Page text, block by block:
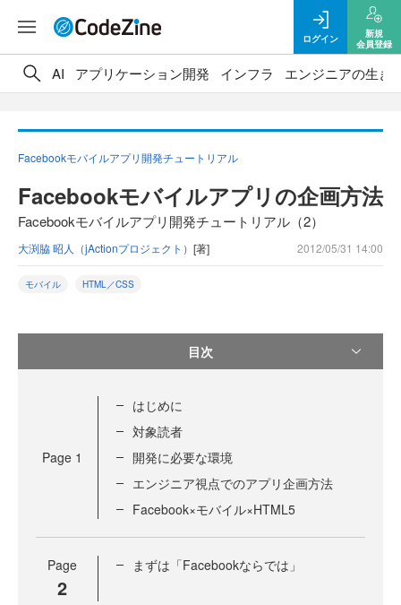
ログイン
新規
会員登録
AI アプリケーション開発 インフラ エンジニアの生き
Facebookモバイルアプリ開発チュートリアル
Facebookモバイルアプリの企画方法
Facebookモバイルアプリ開発チュートリアル（2）
大渕脇 昭人（jActionプロジェクト） [著] 2012/05/31 14:00
モバイル HTML／CSS
目次
Page 1
はじめに
対象読者
開発に必要な環境
エンジニア視点でのアプリ企画方法
Facebook×モバイル×HTML5
Page
2
まずは「Facebookならでは」